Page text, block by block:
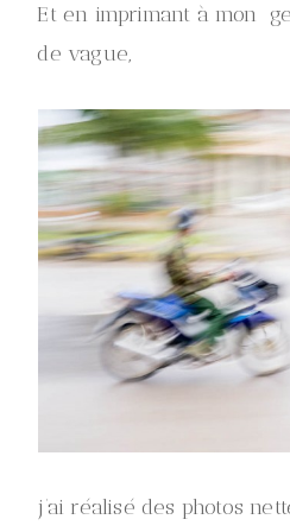
Et en imprimant à mon
de vague,
j’ai réalisé des photos